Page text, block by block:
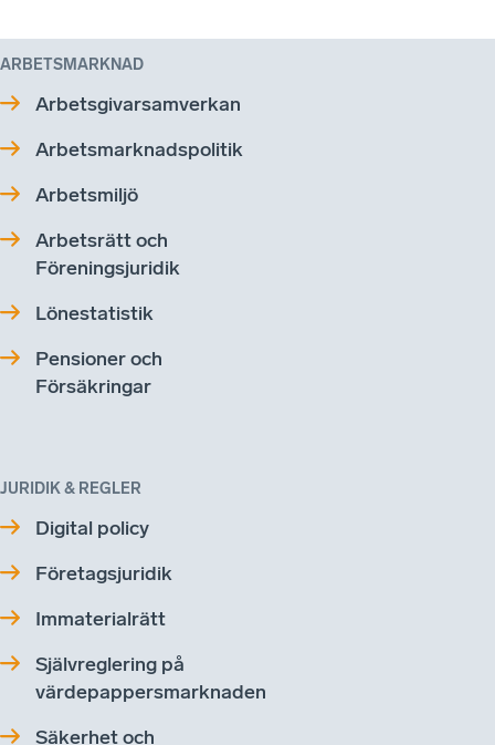
ARBETSMARKNAD
Arbetsgivarsamverkan
Arbetsmarknadspolitik
Arbetsmiljö
Arbetsrätt och
Föreningsjuridik
Lönestatistik
Pensioner och
Försäkringar
JURIDIK & REGLER
Digital policy
Företagsjuridik
Immaterialrätt
Självreglering på
värdepappersmarknaden
Säkerhet och